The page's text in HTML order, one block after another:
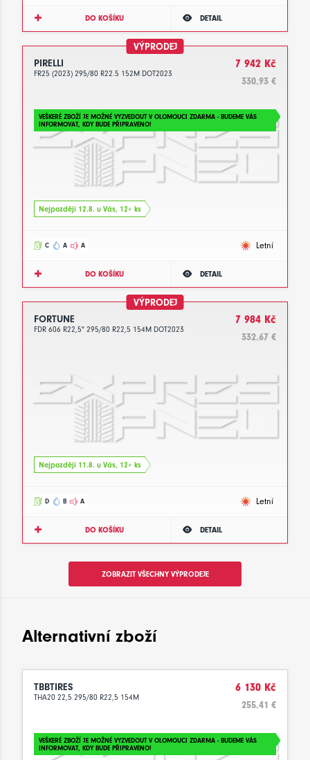
DO KOŠÍKU DETAIL
VÝPRODEJ
PIRELLI
FR25 (2023) 295/80 R22.5 152M DOT2023
7 942 Kč
330.93 €
VEŠKERÉ ZBOŽÍ JE MOŽNÉ VYZVEDOUT V OLOMOUCI ZDARMA - BUDEME VÁS
INFORMOVAT, KDY BUDE PŘIPRAVENO!
Nejpozději 12.8. u Vás, 12+ ks
C A A Letní
DO KOŠÍKU DETAIL
VÝPRODEJ
FORTUNE
FDR 606 R22,5" 295/80 R22,5 154M DOT2023
7 984 Kč
332.67 €
Nejpozději 11.8. u Vás, 12+ ks
D B A Letní
DO KOŠÍKU DETAIL
ZOBRAZIT VŠECHNY VÝPRODEJE
Alternativní zboží
TBBTIRES
THA20 22,5 295/80 R22,5 154M
6 130 Kč
255.41 €
VEŠKERÉ ZBOŽÍ JE MOŽNÉ VYZVEDOUT V OLOMOUCI ZDARMA - BUDEME VÁS
INFORMOVAT, KDY BUDE PŘIPRAVENO!